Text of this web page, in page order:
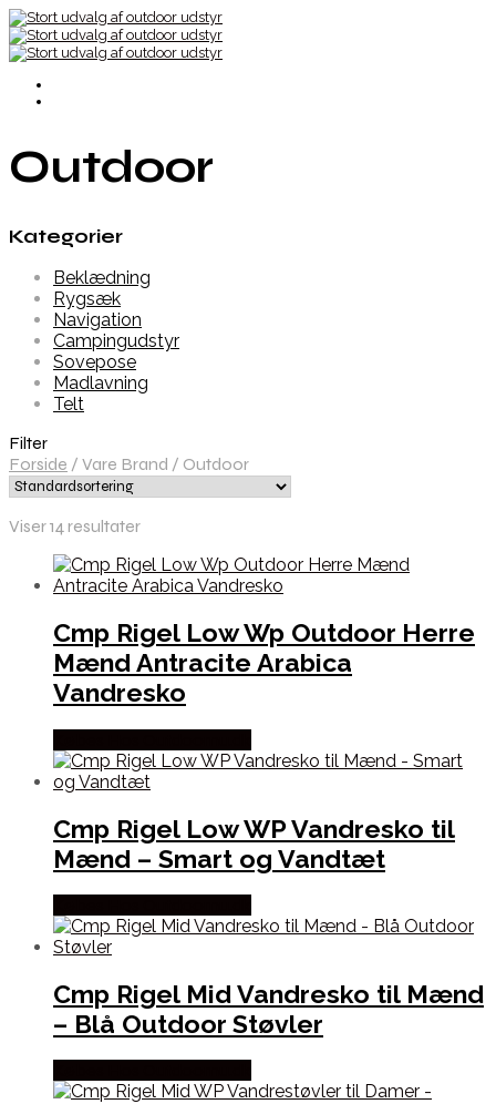
Outdoor
Kategorier
Beklædning
Rygsæk
Navigation
Campingudstyr
Sovepose
Madlavning
Telt
Filter
Forside / Vare Brand / Outdoor
Viser 14 resultater
Cmp Rigel Low Wp Outdoor Herre
Mænd Antracite Arabica
Vandresko
Cmp Rigel Low WP Vandresko til
Mænd – Smart og Vandtæt
Cmp Rigel Mid Vandresko til Mænd
– Blå Outdoor Støvler